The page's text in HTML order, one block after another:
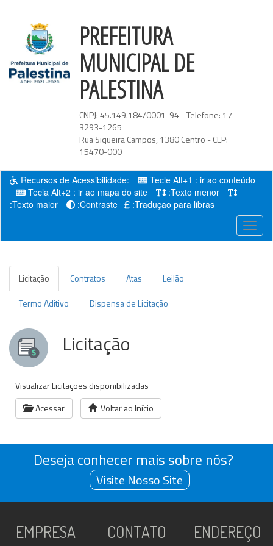
PREFEITURA
MUNICIPAL DE
PALESTINA
CNPJ:45.149.184/0001-94 - Telefone: 17
3293-1265
Rua Siqueira Campos, 1380Centro - CEP:
15470-000
Recursos de Acessibilidade:
Tecle Alt+1 : ir ao conteúdo
Tecla Alt+2 : ir ao mapa do site
:Texto menor
:Texto maior
:Contraste
:Traduçao para libras
Menu
Licitação Contratos Atas
Leilão
Termo Aditivo
Dispensa de Licitação
Licitação
Visualizar Licitações disponibilizadas
Acessar
Voltar ao Início
Deseja conhecer mais sobre nós?
Visite Nosso Site
EMPRESA CONTATO ENDEREÇO